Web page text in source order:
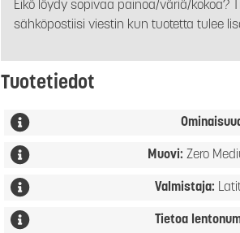
Eikö löydy sopivaa painoa/väriä/kokoa?
sähköpostiisi viestin kun tuotetta tulee
Tuotetiedot
Muovi: Zero
Valmistaja:
Tietoa